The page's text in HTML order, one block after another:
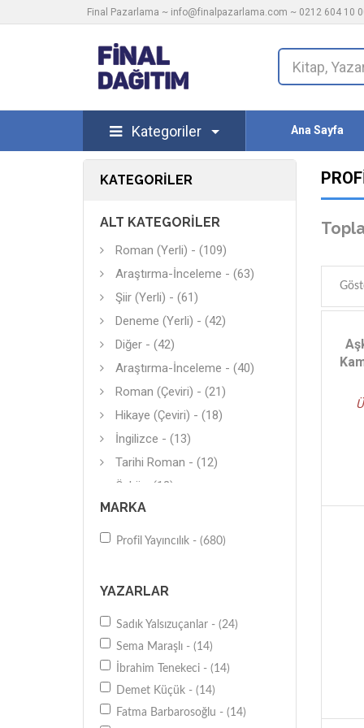
Final Pazarlama ~ info@finalpazarlama.com ~ 0212 604 10
Kategoriler Ana Sayfa
KATEGORILER
ALT KATEGORILER
Roman (Yerli) - (109)
Araştırma-İnceleme - (63)
Şiir (Yerli) - (61)
Deneme (Yerli) - (42)
Diğer - (42)
Araştırma-İnceleme - (40)
Roman (Çeviri) - (21)
Hikaye (Çeviri) - (18)
İngilizce - (13)
Tarihi Roman - (12)
Öykü - (12)
Diğer - (12)
Hikaye - (12)
Genel - (8)
Futbol - (8)
Öykü - (8)
İş Dünyası - (8)
MARKA
Profil Yayıncılık - (680)
YAZARLAR
Sadık Yalsızuçanlar - (24)
Sema Maraşlı - (14)
İbrahim Tenekeci - (14)
Demet Küçük - (14)
Fatma Barbarosoğlu - (14)